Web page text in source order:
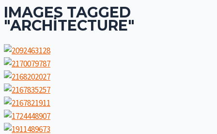
IMAGES TAGGED
"ARCHITECTURE"